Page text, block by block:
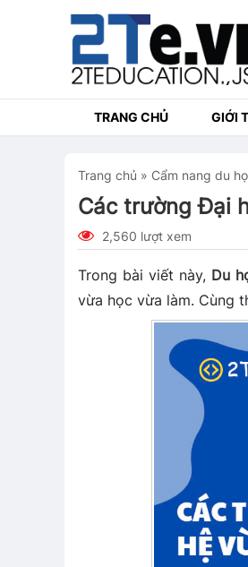
TRANG CHỦ GIỚI
Trang chủ » Cẩm nang du
Các trường Đại
2,560 lượt xem
Trong bài viết này, Du
vừa học vừa làm. Cùng